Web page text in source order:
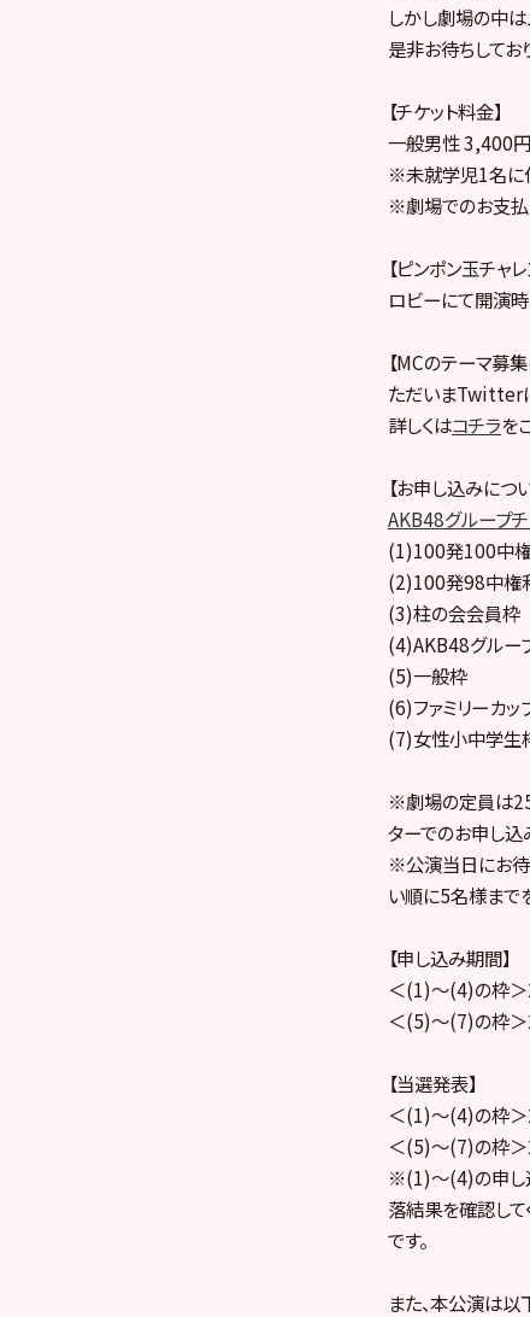
しかし劇場の中は
是非お待ちしてお
【チケット料金】
一般男性 3,400
※未就学児1名に
※劇場でのお支払
【ピンポン玉チャ
ロビーにて開演
【MCのテーマ募集
ただいまTwitter
詳しくはコチラを
【お申し込みにつ
AKB48グループチ
(1)100発100中
(2)100発98中権
(3)柱の会会員枠
(4)AKB48グルー
(5)一般枠
(6)ファミリーカッ
(7)女性小中学生
※劇場の定員は
ターでのお申し込
※公演当日にお待
い順に5名様まで
【申し込み期間】
＜(1)～(4)の枠
＜(5)～(7)の枠
【当選発表】
＜(1)～(4)の枠
＜(5)～(7)の枠
※(1)～(4)の申し
落結果を確認し
です。
また、本公演は以